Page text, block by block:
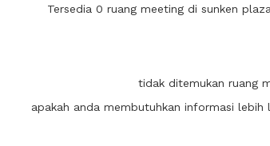
Tersedia 0 ruang meeting di sunken
tidak ditemukan ruang
apakah anda membutuhkan informasi